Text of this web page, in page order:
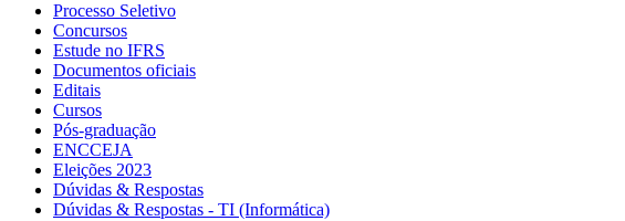
Processo Seletivo
Concursos
Estude no IFRS
Documentos oficiais
Editais
Cursos
Pós-graduação
ENCCEJA
Eleições 2023
Dúvidas & Respostas
Dúvidas & Respostas - TI (Informática)